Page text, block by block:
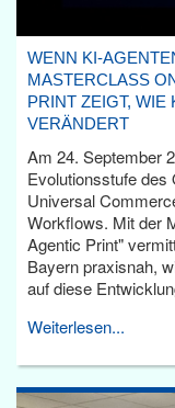
WENN KI-
MASTERCLASS
PRINT ZEIGT, WIE
VERÄNDERT
Am 24. September
Evolutionsstufe des
Universal
Workflows. Mit der
Agentic Print"
Bayern praxisnah,
auf diese
Weiterlesen...